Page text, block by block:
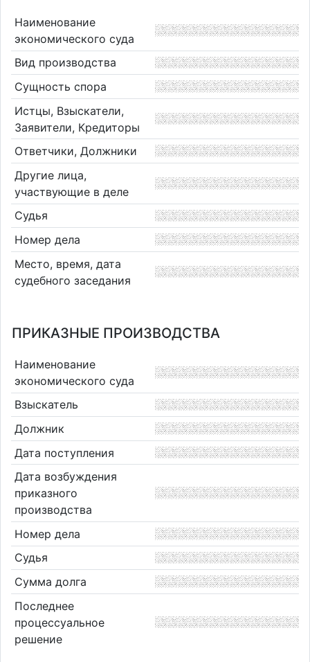
Наименование
экономического суда
Вид производства
Сущность спора
Истцы, Взыскатели,
Заявители, Кредиторы
Ответчики, Должники
Другие лица,
участвующие в деле
Судья
Номер дела
Место, время, дата
судебного заседания
ПРИКАЗНЫЕ ПРОИЗВОДСТВА
Наименование
экономического суда
Взыскатель
Должник
Дата поступления
Дата возбуждения
приказного
производства
Номер дела
Судья
Сумма долга
Последнее
процессуальное
решение